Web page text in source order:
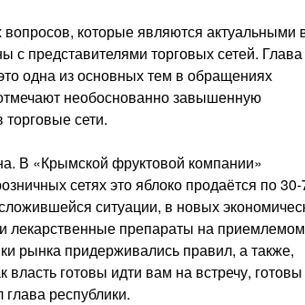
которые являются актуальными
с представителями торговых сетей. Глава
одна из основных тем в обращениях
необоснованно завышенную
сети.
В «Крымской фруктовой компании»
сетях это яблоко продаётся по 30-
ситуации, в новых
лекарственные препараты на приемлемом
рынка придерживались правил, а также,
готовы идти вам на встречу, готовы
республики.